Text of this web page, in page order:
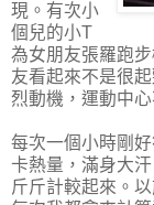
現。有次小
個兒的小T
為女朋友張羅跑
友看起來不是很
烈動機，運動中
每次一個小時剛
卡熱量，滿身大
斤斤計較起來。